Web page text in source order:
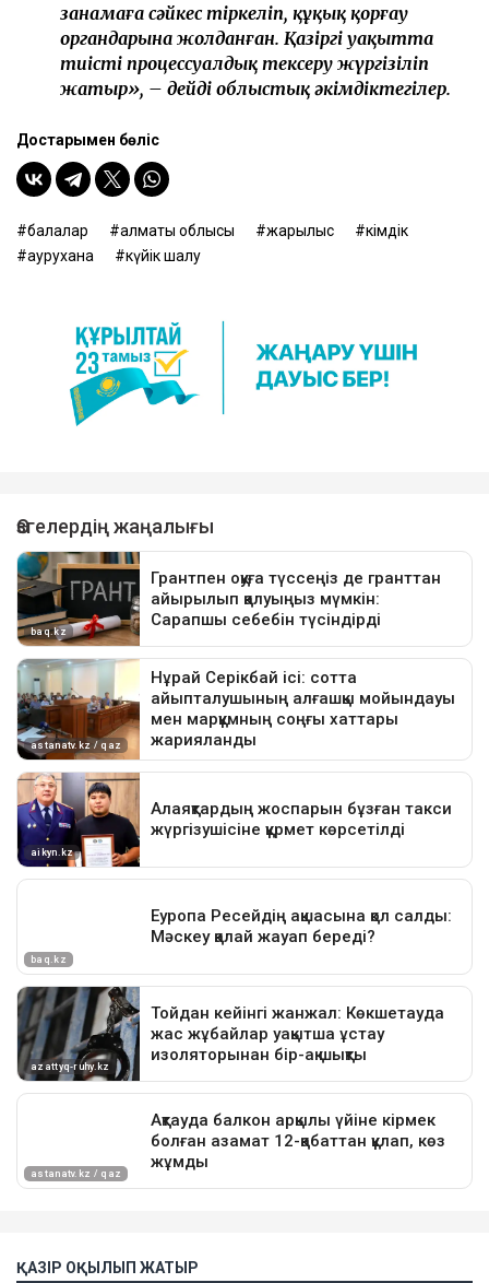
заңнамаға сәйкес тіркеліп, құқық қорғау
органдарына жолданған. Қазіргі уақытта
тиісті процессуалдық тексеру жүргізіліп
жатыр», – дейді облыстық әкімдіктегілер.
Достарыңмен бөліс
балалар алматы облысы жарылыс
әкімдік
аурухана
күйік шалу
ҚАЗІР ОҚЫЛЫП ЖАТЫР